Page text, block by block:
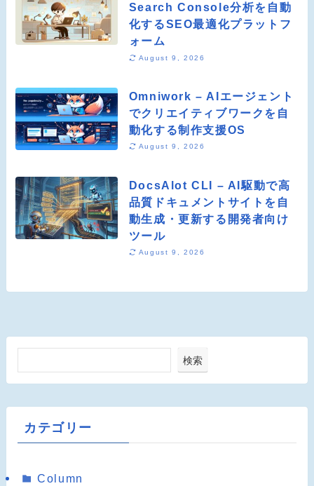
Search Console分析を自動
化するSEO最適化プラットフ
ォーム
August 9, 2026
Omniwork – AIエージェント
でクリエイティブワークを自
動化する制作支援OS
August 9, 2026
DocsAlot CLI – AI駆動で高
品質ドキュメントサイトを自
動生成・更新する開発者向け
ツール
August 9, 2026
検索
カテゴリー
Column